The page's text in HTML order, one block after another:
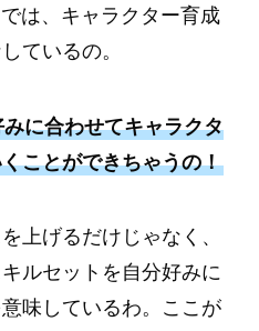
は、キャラクター育成
ているの。
に合わせてキャラクタ
ことができちゃうの！
上げるだけじゃなく、
ルセットを自分好みに
味しているわ。ここが